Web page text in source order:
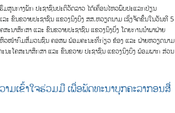
ມສູນກາງພັກ ປະຊາຊົນປະຕິວັດລາວ ໄດ້ເຄື່ອນໄຫວພົບປະແລກປ່ຽນ
ລະ ຂົນຂວາຍປະຊາຊົນ ແຂວງນິງບິງ ສສ.ຫວຽດນາມ ເຊິ່ງຈັດຂຶ້ນໃນວັນທີ 5
ະນາສຶກສາ ແລະ ຂົນຂວາຍປະຊາຊົນ ແຂວງນິງບິ່ງ ໂດຍການນຳພາຝ່າຍ
ວໜ້າກົມສື່ມວນຊົນ ຄອສພ ພ້ອມຄະນະທີ່ກ່ຽວ ຂ້ອງ ແລະ ຝ່າຍຫວຽດນາມ
ະໂຄສະນາສຶກສາ ແລະ ຂົນຂວາຍ ປະຊາຊົນ ແຂວງນິງບິງ ພ້ອມພາກ ສ່ວນ
ມເຂົ້າໃຈຮ່ວມມື ເພື່ອພັດທະນາບຸກຄະລາກອນສື່